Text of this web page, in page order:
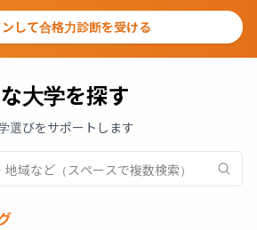
して合格力診断を受ける
大学を探す
選びをサポートします